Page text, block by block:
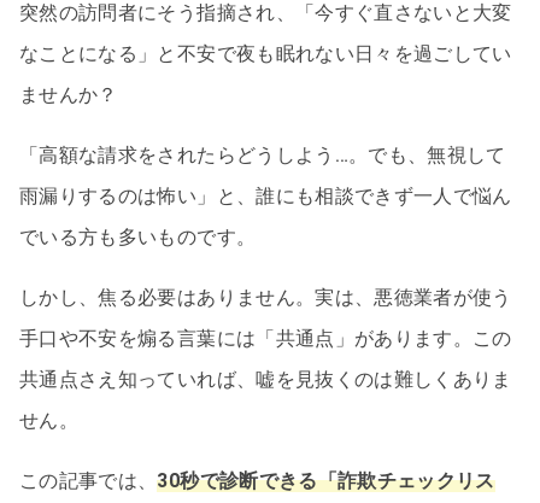
突然の訪問者にそう指摘され、「今すぐ直さないと大変
なことになる」と不安で夜も眠れない日々を過ごしてい
ませんか？
「高額な請求をされたらどうしよう…。でも、無視して
雨漏りするのは怖い」と、誰にも相談できず一人で悩ん
でいる方も多いものです。
しかし、焦る必要はありません。実は、悪徳業者が使う
手口や不安を煽る言葉には「共通点」があります。この
共通点さえ知っていれば、嘘を見抜くのは難しくありま
せん。
この記事では、30秒で診断できる「詐欺チェックリス